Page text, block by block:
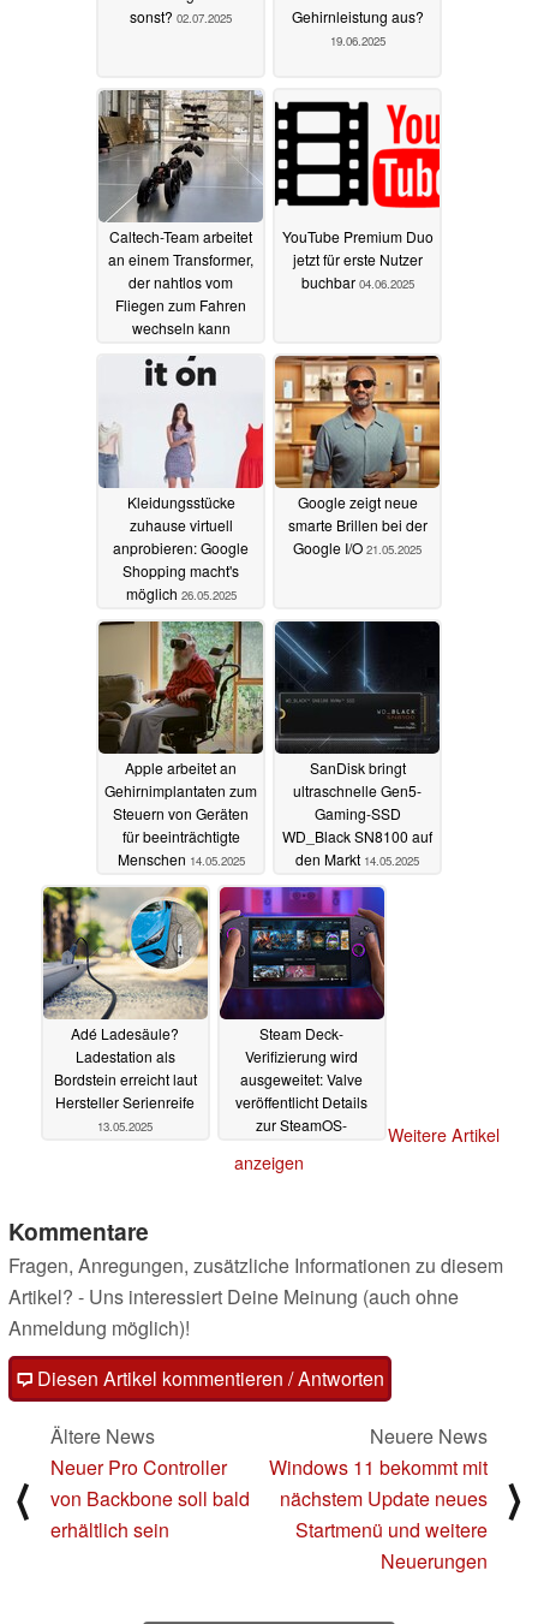
sonst? 02.07.2025
Gehirnleistung aus?
19.06.2025
Caltech-Team arbeitet
an einem Transformer,
der nahtlos vom
Fliegen zum Fahren
wechseln kann
04.06.2025
YouTube Premium Duo
jetzt für erste Nutzer
buchbar 04.06.2025
Kleidungsstücke
zuhause virtuell
anprobieren: Google
Shopping macht's
möglich 26.05.2025
Google zeigt neue
smarte Brillen bei der
Google I/O 21.05.2025
Apple arbeitet an
Gehirnimplantaten zum
Steuern von Geräten
für beeinträchtigte
Menschen 14.05.2025
SanDisk bringt
ultraschnelle Gen5-
Gaming-SSD
WD_Black SN8100 auf
den Markt 14.05.2025
Adé Ladesäule?
Ladestation als
Bordstein erreicht laut
Hersteller Serienreife
13.05.2025
Steam Deck-
Verifizierung wird
ausgeweitet: Valve
veröffentlicht Details
zur SteamOS-
Weitere Artikel
anzeigen
Kommentare
Fragen, Anregungen, zusätzliche Informationen zu diesem
Artikel? - Uns interessiert Deine Meinung (auch ohne
Anmeldung möglich)!
Diesen Artikel kommentieren / Antworten
⟨
Ältere News
Neuer Pro Controller
von Backbone soll bald
erhältlich sein
Neuere News
Windows 11 bekommt mit
nächstem Update neues
Startmenü und weitere
Neuerungen
⟩